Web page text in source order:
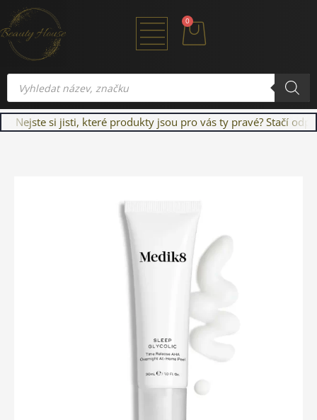
Přeskočit
na
obsah
0
Cart
Products
search
Nejste si jisti, které produkty jsou pro vás ty pravé? Stačí